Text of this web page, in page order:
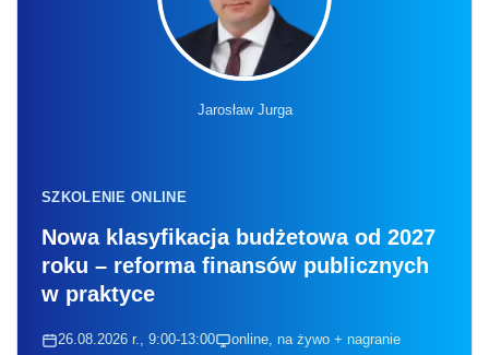
Jarosław Jurga
SZKOLENIE ONLINE
Nowa klasyfikacja budżetowa od 2027
roku – reforma finansów publicznych
w praktyce
26.08.2026 r., 9:00-13:00 online, na żywo + nagranie